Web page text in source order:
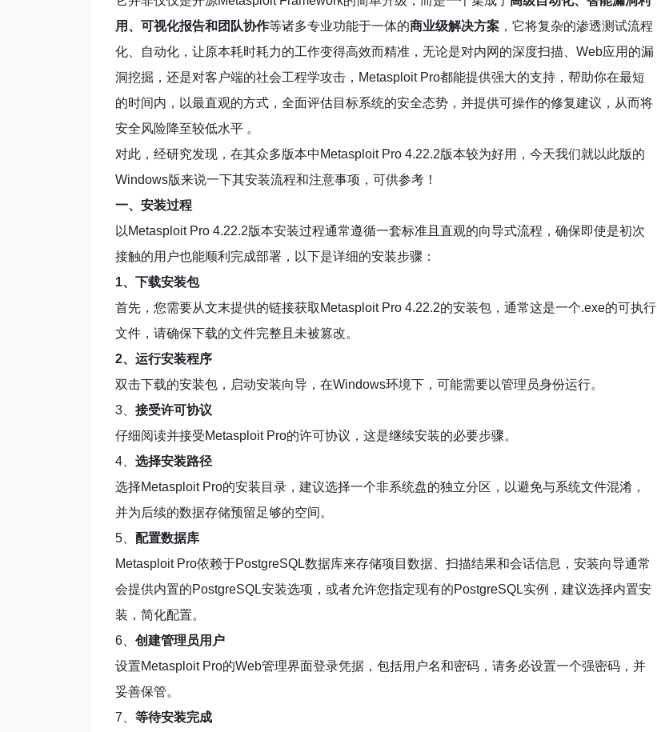
用、可视化报告和团队协作等诸多专业功能于一体的商业级解决方案 ，它将复杂的渗透测试流程
化、自动化，让原本耗时耗力的工作变得高效而精准，无论是对内网的深度扫描、Web应用的漏
洞挖掘，还是对客户端的社会工程学攻击，Metasploit Pro都能提供强大的支持，帮助你在最短
的时间内，以最直观的方式，全面评估目标系统的安全态势，并提供可操作的修复建议，从而将
安全风险降至较低水平 。
对此，经研究发现，在其众多版本中Metasploit Pro 4.22.2版本较为好用，今天我们就以此版的
Windows版来说一下其安装流程和注意事项，可供参考！
一、安装过程
以Metasploit Pro 4.22.2版本安装过程通常遵循一套标准且直观的向导式流程，确保即使是初次
接触的用户也能顺利完成部署，以下是详细的安装步骤：
1、下载安装包
首先，您需要从文末提供的链接获取Metasploit Pro 4.22.2的安装包，通常这是一个.exe的可执行
文件，请确保下载的文件完整且未被篡改。
2、运行安装程序
双击下载的安装包，启动安装向导，在Windows环境下，可能需要以管理员身份运行。
3、 接受许可协议
仔细阅读并接受Metasploit Pro的许可协议，这是继续安装的必要步骤。
4、 选择安装路径
选择Metasploit Pro的安装目录，建议选择一个非系统盘的独立分区，以避免与系统文件混淆，
并为后续的数据存储预留足够的空间。
5、 配置数据库
Metasploit Pro依赖于PostgreSQL数据库来存储项目数据、扫描结果和会话信息，安装向导通常
会提供内置的PostgreSQL安装选项，或者允许您指定现有的PostgreSQL实例，建议选择内置安
装，简化配置。
6、 创建管理员用户
设置Metasploit Pro的Web管理界面登录凭据，包括用户名和密码，请务必设置一个强密码，并
妥善保管。
7、 等待安装完成